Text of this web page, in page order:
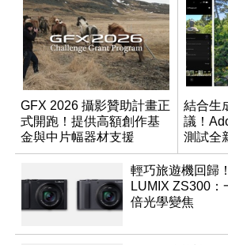
GFX 2026 攝影贊助計畫正
式開跑！提供高額創作基
金與中片幅器材支援
結合生
議！
測試全
能
輕巧旅遊機回歸
LUMIX ZS300：
倍光學變焦